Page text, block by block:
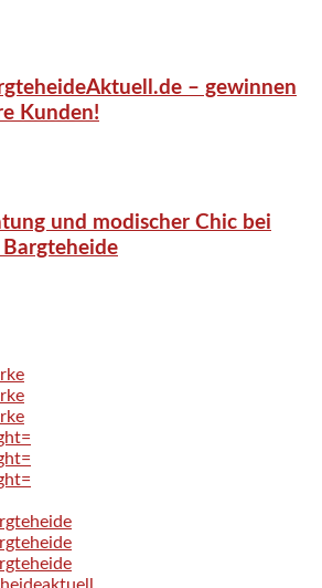
– gewinnen
Kunden!
und modischer Chic bei